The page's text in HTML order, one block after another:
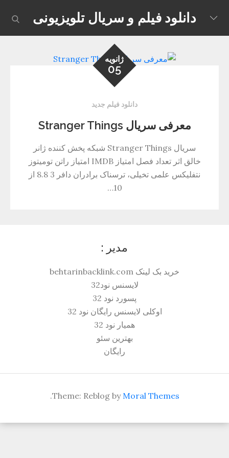
content
دانلود فیلم و سریال تلویزیونی
ژانویه
05
دانلود فیلم جدید
معرفی سریال Stranger Things
سریال Stranger Things شبکه پخش کننده ژانر
خالق اثر تعداد فصل امتیاز IMDB امتیاز راتن تومیتوز
نتفلیکس علمی تخیلی، ترسناک برادران دافر 3 8.8 از
10…
مدیر :
خرید بک لینک behtarinbacklink.com
لایسنس نود32
پسورد نود 32
اوکلی لایسنس رایگان نود 32
همیار نود 32
بهترین سئو
رایگان
Theme: Reblog byMoral Themes
.